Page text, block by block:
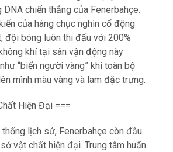
DNA chiến thắng của Fenerbahçe.
của hàng chục nghìn cổ động
đội bóng luôn thi đấu với 200%
khí tại sân vận động này
“biển người vàng” khi toàn bộ
mình màu vàng và lam đặc trưng.
Hiện Đại ===
thống lịch sử, Fenerbahçe còn đầu
vật chất hiện đại. Trung tâm huấn